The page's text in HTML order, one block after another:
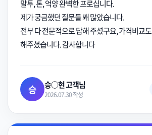
말투, 톤, 억양 완벽한 프로십니다.
제가 궁금했던 질문들 꽤 많았습니다.
전부 다 전문적으로 답해 주셨구요, 가격비교
해주셨습니다. 감사합니다
승 승○현 고객님
2026.07.30 작성